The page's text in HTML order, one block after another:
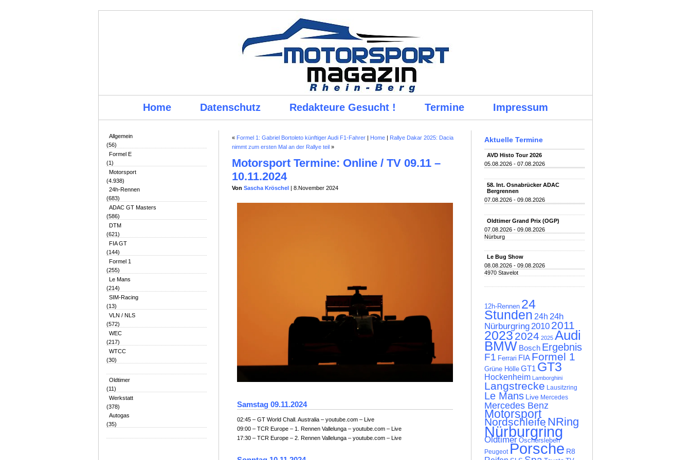
Home Datenschutz Redakteure Gesucht ! Termine Impressum
Allgemein
(56)
Formel E
(1)
Motorsport
(4.938)
24h-Rennen
(683)
ADAC GT Masters
(586)
DTM
(621)
FIA GT
(144)
Formel 1
(255)
Le Mans
(214)
SIM-Racing
(13)
VLN / NLS
(572)
WEC
(217)
WTCC
(30)
Oldtimer
(11)
Werkstatt
(378)
Autogas
(35)
Aktuelle Termine
AVD Histo Tour 2026
05.08.2026 - 07.08.2026
58. Int. Osnabrücker ADAC
Bergrennen
07.08.2026 - 09.08.2026
Oldtimer Grand Prix (OGP)
07.08.2026 - 09.08.2026
Nürburg
Le Bug Show
08.08.2026 - 09.08.2026
4970 Stavelot
12h-Rennen 24
Stunden 24h 24h
Nürburgring2010 2011
20232024 2025 Audi
BMW Bosch Ergebnis
F1 Ferrari FIA Formel 1
Grüne Hölle GT1 GT3
Hockenheim Lamborghini
Langstrecke Lausitzring
Le Mans Live Mercedes
Mercedes Benz
Motorsport
Nordschleife NRing
Nürburgring
Oldtimer Oschersleben
Peugeot Porsche R8
« Formel 1: Gabriel Bortoleto künftiger Audi F1-Fahrer | Home | Rallye Dakar 2025: Dacia
nimmt zum ersten Mal an der Rallye teil »
Motorsport Termine: Online / TV 09.11 –
10.11.2024
Von Sascha Kröschel | 8.November 2024
Samstag 09.11.2024
02:45 – GT World Chall. Australia – youtube.com – Live
09:00 – TCR Europe – 1. Rennen Vallelunga – youtube.com – Live
17:30 – TCR Europe – 2. Rennen Vallelunga – youtube.com – Live